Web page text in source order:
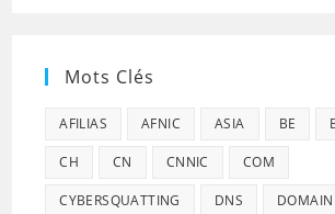
Mots Clés
AFILIAS AFNIC ASIA BE
CH CN CNNIC COM
CYBERSQUATTING DNS DOMAIN